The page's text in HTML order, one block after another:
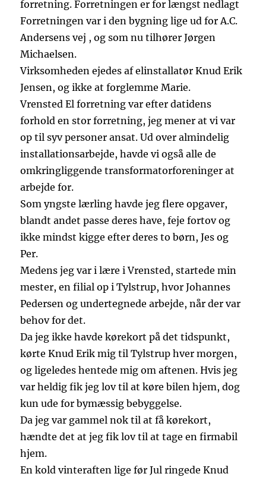
forretning. Forretningen er for længst nedlagt
Forretningen var i den bygning lige ud for A.C.
Andersens vej , og som nu tilhører Jørgen
Michaelsen.
Virksomheden ejedes af elinstallatør Knud Erik
Jensen, og ikke at forglemme Marie.
Vrensted El forretning var efter datidens
forhold en stor forretning, jeg mener at vi var
op til syv personer ansat. Ud over almindelig
installationsarbejde, havde vi også alle de
omkringliggende transformatorforeninger at
arbejde for.
Som yngste lærling havde jeg flere opgaver,
blandt andet passe deres have, feje fortov og
ikke mindst kigge efter deres to børn, Jes og
Per.
Medens jeg var i lære i Vrensted, startede min
mester, en filial op i Tylstrup, hvor Johannes
Pedersen og undertegnede arbejde, når der var
behov for det.
Da jeg ikke havde kørekort på det tidspunkt,
kørte Knud Erik mig til Tylstrup hver morgen,
og ligeledes hentede mig om aftenen. Hvis jeg
var heldig fik jeg lov til at køre bilen hjem, dog
kun ude for bymæssig bebyggelse.
Da jeg var gammel nok til at få kørekort,
hændte det at jeg fik lov til at tage en firmabil
hjem.
En kold vinteraften lige før Jul ringede Knud